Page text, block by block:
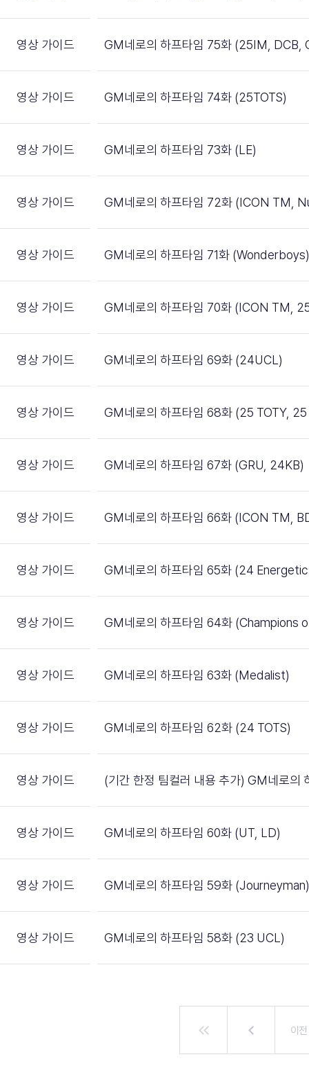
영상 가이드 GM네로의 하프타임 75화 (25IM, DCB,
영상 가이드 GM네로의 하프타임 74화 (25TOTS)
영상 가이드 GM네로의 하프타임 73화 (LE)
영상 가이드 GM네로의 하프타임 72화 (ICON TM,
영상 가이드 GM네로의 하프타임 71화 (Wonderboys)
영상 가이드 GM네로의 하프타임 70화 (ICON TM,
영상 가이드 GM네로의 하프타임 69화 (24UCL)
영상 가이드 GM네로의 하프타임 68화 (25 TOTY,
영상 가이드 GM네로의 하프타임 67화 (GRU, 24KB)
영상 가이드 GM네로의 하프타임 66화 (ICON TM,
영상 가이드 GM네로의 하프타임 65화 (24
영상 가이드 GM네로의 하프타임 64화 (Champions
영상 가이드 GM네로의 하프타임 63화 (Medalist)
영상 가이드 GM네로의 하프타임 62화 (24 TOTS)
영상 가이드 (기간 한정 팀컬러 내용 추가) GM네로의
영상 가이드 GM네로의 하프타임 60화 (UT, LD)
영상 가이드 GM네로의 하프타임 59화 (Journeyman)
영상 가이드 GM네로의 하프타임 58화 (23 UCL)
이전